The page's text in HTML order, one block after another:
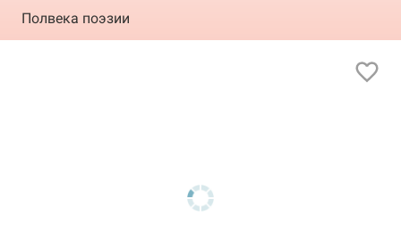
Полвека поэзии